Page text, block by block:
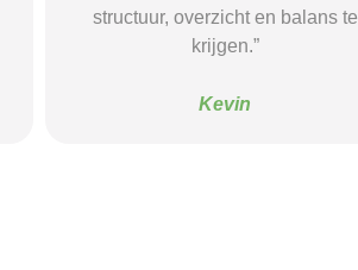
begeleiding gaf die ik nodig had."